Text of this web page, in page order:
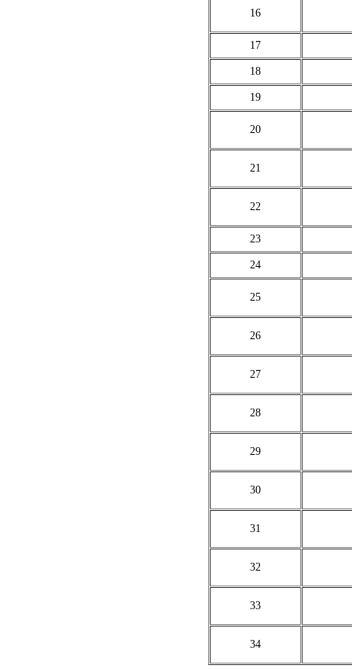
16
17
18
19
20
21
22
23
24
25
26
27
28
29
30
31
32
33
34